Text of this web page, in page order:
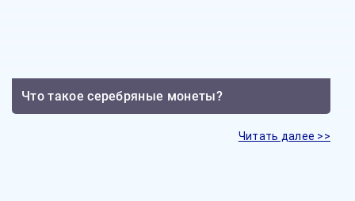
Что такое серебряные монеты?
Читать далее >>